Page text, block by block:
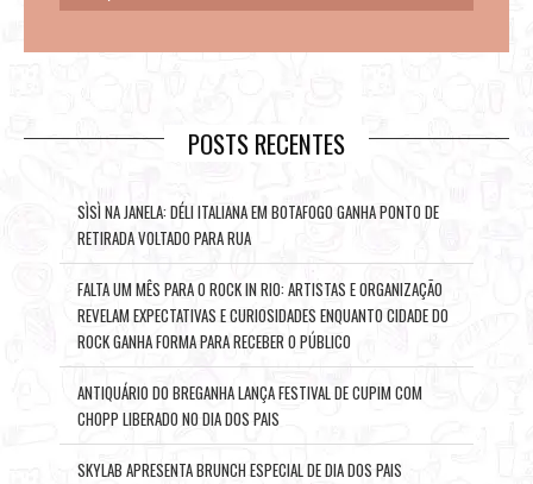
POSTS RECENTES
SÌSÌ NA JANELA: DÉLI ITALIANA EM BOTAFOGO GANHA PONTO DE
RETIRADA VOLTADO PARA RUA
FALTA UM MÊS PARA O ROCK IN RIO: ARTISTAS E ORGANIZAÇÃO
REVELAM EXPECTATIVAS E CURIOSIDADES ENQUANTO CIDADE DO
ROCK GANHA FORMA PARA RECEBER O PÚBLICO
ANTIQUÁRIO DO BREGANHA LANÇA FESTIVAL DE CUPIM COM
CHOPP LIBERADO NO DIA DOS PAIS
SKYLAB APRESENTA BRUNCH ESPECIAL DE DIA DOS PAIS